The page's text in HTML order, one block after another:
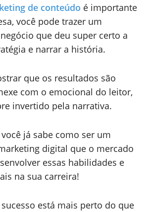
de conteúdo é importante
você pode trazer um
que deu super certo a
e narrar a história.
que os resultados são
com o emocional do leitor,
invertido pela narrativa.
já sabe como ser um
digital que o mercado
essas habilidades e
na sua carreira!
está mais perto do que